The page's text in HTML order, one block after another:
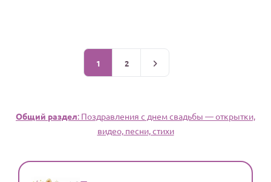
1 2
Общий раздел: Поздравления с днем свадьбы — открытки,
видео, песни, стихи